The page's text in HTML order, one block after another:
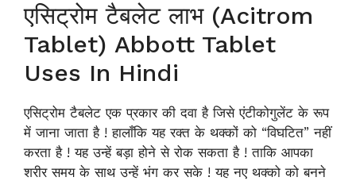
एसिट्रोम टैबलेट लाभ (Acitrom
Tablet) Abbott Tablet
Uses In Hindi
एसिट्रोम टैबलेट एक प्रकार की दवा है जिसे एंटीकोगुलेंट के रूप
में जाना जाता है ! हालाँकि यह रक्त के थक्कों को “विघटित” नहीं
करता है ! यह उन्हें बड़ा होने से रोक सकता है ! ताकि आपका
शरीर समय के साथ उन्हें भंग कर सके ! यह नए थक्को को बनने